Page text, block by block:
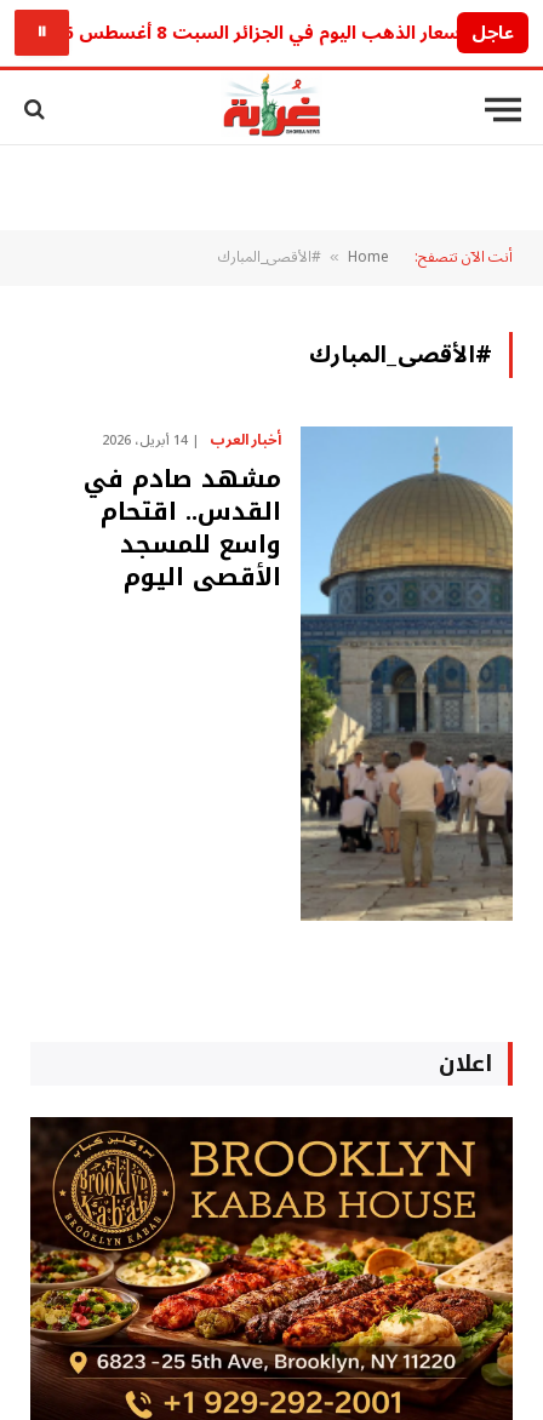
عاجلأسعار الذهب اليوم في الجزائر السبت 8 أغسطس 2026.. آخر تحديث للجرام والأونصة ⏸
أنت الآن تتصفح: Home
» #الأقصى_المبارك
#الأقصى_المبارك
أخبار العرب 14 أبريل، 2026
مشهد صادم في
القدس.. اقتحام
واسع للمسجد
الأقصى اليوم
اعلان